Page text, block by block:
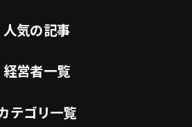
人気の記事
経営者一覧
テゴリ一覧